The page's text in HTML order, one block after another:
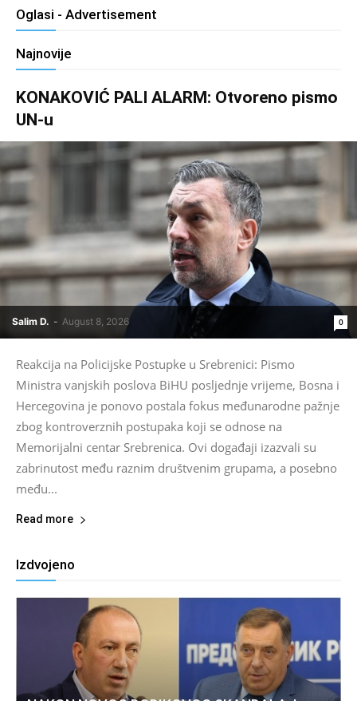
Oglasi - Advertisement
Najnovije
KONAKOVIĆ PALI ALARM: Otvoreno pismo
UN-u
Salim D. - August 8, 2026 0
Reakcija na Policijske Postupke u Srebrenici: Pismo
Ministra vanjskih poslova BiHU posljednje vrijeme, Bosna i
Hercegovina je ponovo postala fokus međunarodne pažnje
zbog kontroverznih postupaka koji se odnose na
Memorijalni centar Srebrenica. Ovi događaji izazvali su
zabrinutost među raznim društvenim grupama, a posebno
među...
Read more
Izdvojeno